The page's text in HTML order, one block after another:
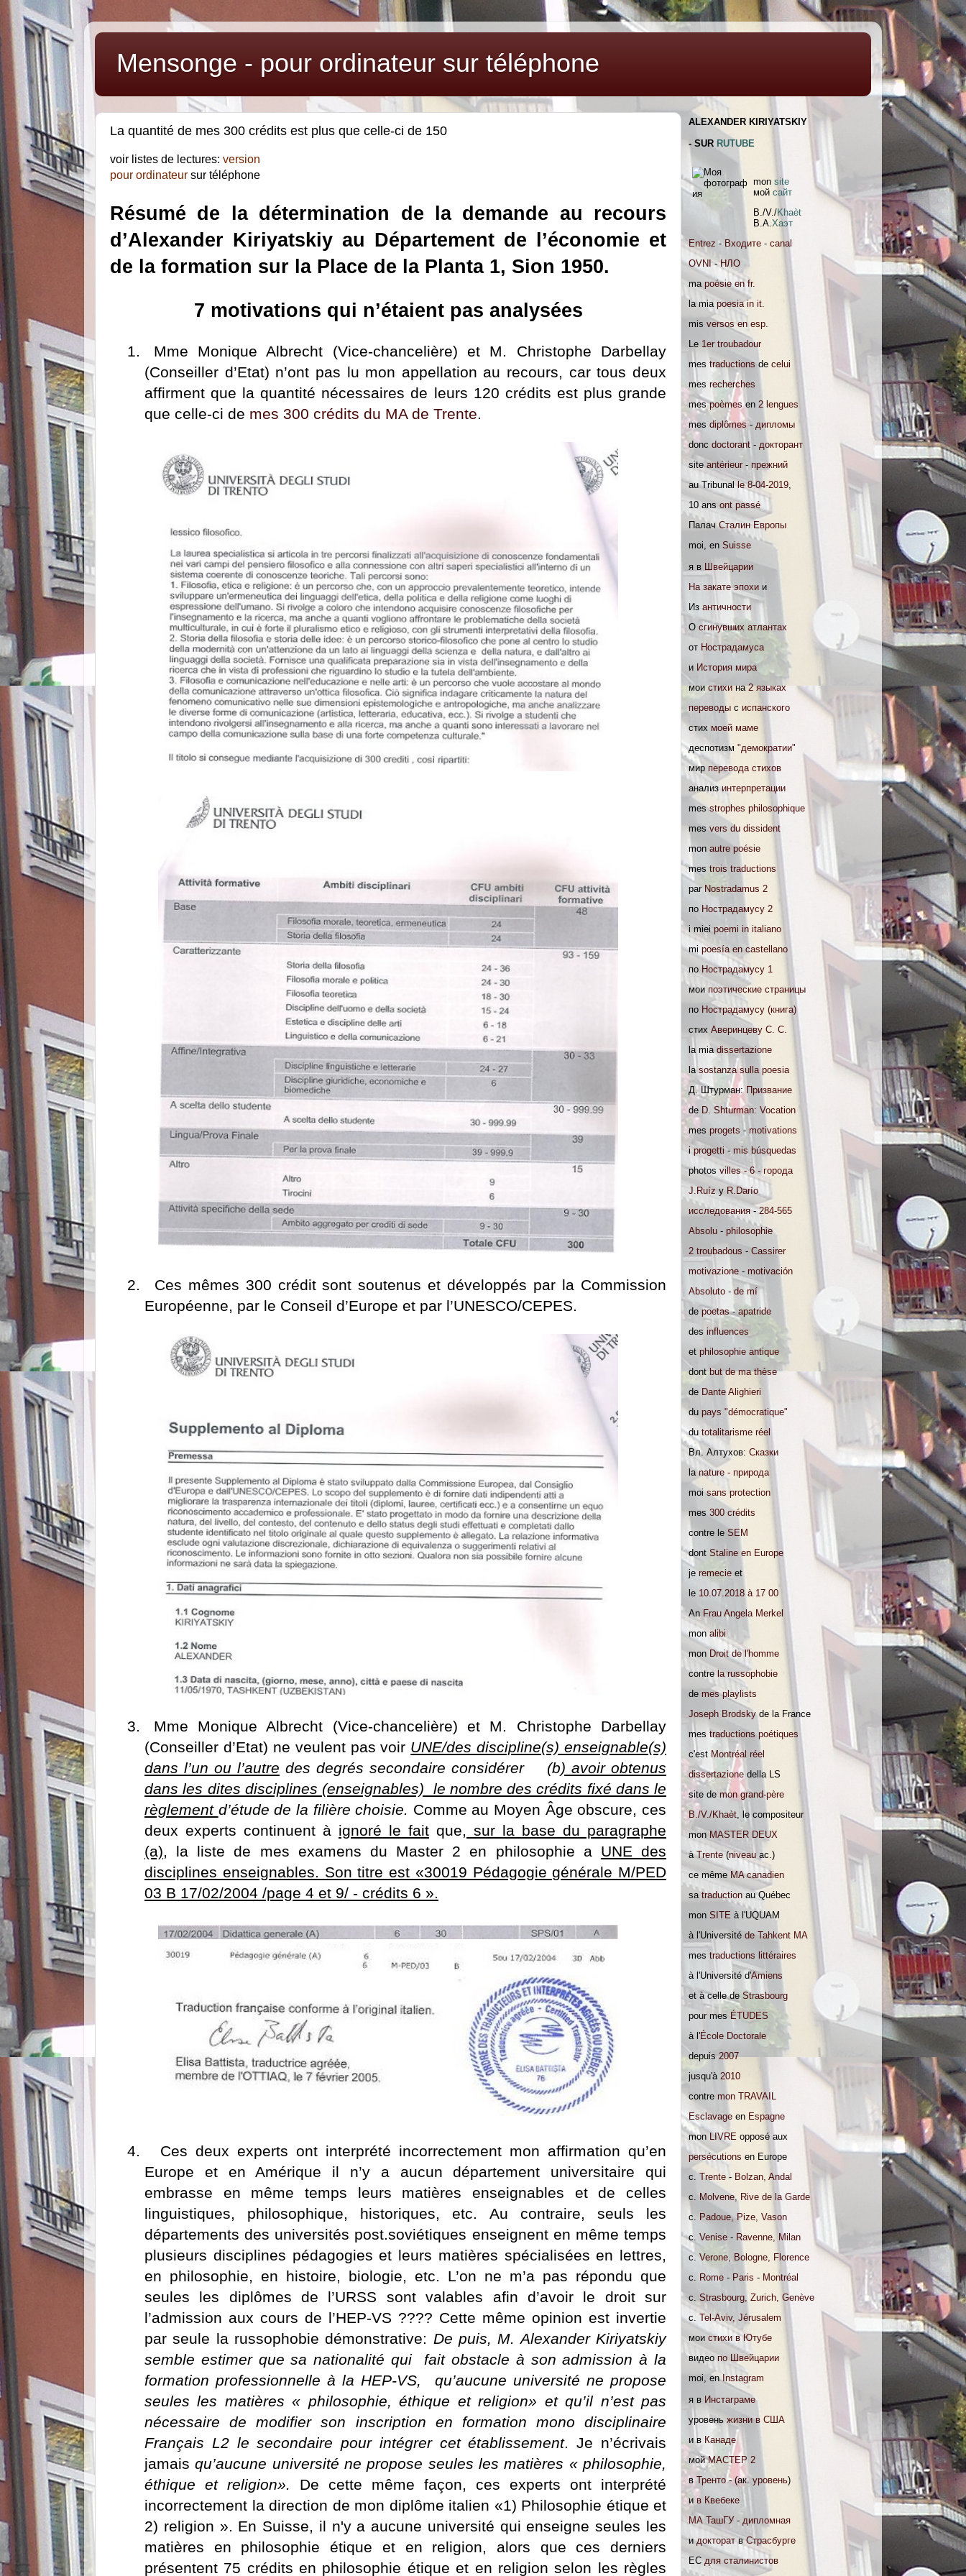
Mensonge - pour ordinateur sur téléphone
La quantité de mes 300 crédits est plus que celle-ci de 150
voir listes de lectures: version
pour ordinateur sur téléphone
Résumé de la détermination de la demande au recours
d’Alexander Kiriyatskiy au Département de l’économie et
de la formation sur la Place de la Planta1, Sion 1950.
7 motivations qui n’étaient pas analysées
1.
Mme Monique Albrecht (Vice-chancelière) et M. Christophe Darbellay
(Conseiller d’Etat) n’ont pas lu mon appellation au recours, car tous deux
affirment que la quantité nécessaires de leurs 120 crédits est plus grande
que celle-ci de mes 300 crédits du MA de Trente.
2. Ces mêmes 300 crédit sont soutenus et développés par la Commission
Européenne, par le Conseil d’Europe et par l’UNESCO/CEPES.
3.
Mme Monique Albrecht (Vice-chancelière) et M. Christophe Darbellay
(Conseiller d’Etat) ne veulent pas voir UNE/des discipline(s) enseignable(s)
dans l’un ou l’autre des degrés secondaire considérer (b) avoir obtenus
dans les dites disciplines (enseignables) le nombre des crédits fixé dans le
règlement d’étude de la filière choisie. Comme au Moyen Âge obscure, ces
deux experts continuent à ignoré le fait que, sur la base du paragraphe
(a), la liste de mes examens du Master 2 en philosophie a UNE des
disciplines enseignables. Son titre est «30019 Pédagogie générale M/PED
03 B 17/02/2004 /page 4 et 9/ - crédits 6 ».
4.
Ces deux experts ont interprété incorrectement mon affirmation qu’en
Europe et en Amérique il n’y a aucun département universitaire qui
embrasse en même temps leurs matières enseignables et de celles
linguistiques, philosophique, historiques, etc. Au contraire, seuls les
départements des universités post.soviétiques enseignent en même temps
plusieurs disciplines pédagogies et leurs matières spécialisées en lettres,
en philosophie, en histoire, biologie, etc. L’on ne m’a pas répondu que
seules les diplômes de l’URSS sont valables afin d’avoir le droit sur
l’admission aux cours de l’HEP-VS ???? Cette même opinion est invertie
par seule la russophobie démonstrative: De puis, M. Alexander Kiriyatskiy
semble estimer que sa nationalité qui
fait obstacle à son admission à la
formation professionnelle àla HEP-VS,
qu’aucune université ne propose
seules les matières « philosophie, éthique et religion» et qu’il n’est pas
nécessaire de modifier son inscription en formation mono disciplinaire
Français L2 le secondaire pour intégrer cet établissement. Je n’écrivais
jamaisqu’aucune université ne propose seules les matières « philosophie,
éthique et religion». De cette même façon, ces experts ont interprété
incorrectement la direction de mon diplôme italien «1) Philosophie étique et
2) religion ». En Suisse, il n'y a aucune université qui enseigne seules les
matières en philosophie étique et en religion, alors que ces derniers
présentent 75 crédits en philosophie étique et en religion selon les règles
ALEXANDER KIRIYATSKIY
- SUR RUTUBE
mon site
мoй сайт
B./V./Khaèt
В.А. Хаэт
Entrez - Входите - canal
OVNI -НЛО
ma poésie en fr.
la mia poesia in it.
mis versos en esp.
Le 1er troubadour
mes traductionsde celui
mes recherches
mespoèmesen 2 lengues
mes diplômes- дипломы
donc doctorant - докторант
site antérieur - прежний
au Tribunal le 8-04-2019
10 ans ont passé
ПалачСталин Европы
moi, en Suisse
я в
Швейцарии
На закате эпохи и
Из античности
О сгинувших атлантах
от Нострадамуса
и История мира
моистихина2 языках
переводы с испанского
стих моей маме
деспотизм "демократии"
мир перевода стихов
анализ интерпретации
messtrophes philosophique
mes vers du dissident
mon autre poésie
mes trois traductions
par Nostradamus 2
по Нострадамусу 2
i miei poemi in italiano
mi poesía en castellano
по Нострадамусу 1
мои поэтические страницы
по Нострадамусу (книга)
стих Аверинцеву С. С.
la mia dissertazione
la sostanza sulla poesia
Д. Штурман: Призвание
de D. Shturman: Vocation
mes progets - motivations
i progetti- mis búsquedas
photos villes - 6 - города
J.Ruíz y R.Darío
исследования -284-565
Absolu - philosophie
2 troubadous - Cassirer
motivazione - motivación
Absoluto - de mí
de poetas- apatride
des influences
et philosophie antique
dontbut de ma thèse
de Dante Alighieri
du pays "démocratique"
du totalitarisme réel
Вл. Алтухов: Сказки
lanature - природа
moisans protection
mes 300 crédits
contre le SEM
dont Staline en Europe
je remecie et
le 10.07.2018 à 17 00
An Frau Angela Merkel
mon alibi
mon Droit de l'homme
сontre la russophobie
de mes playlists
Joseph Brodskyde la France
mes traductions poétiques
c'est Montréal réel
dissertazione della LS
site de mon grand-père
B./V./Khaèt , le compositeur
mon MASTER DEUX
àTrente(niveau ac.)
ce même MA canadien
sa traduction au Québec
mon SITE à l'UQUAM
à l'Université de Tahkent MA
mes traductions littéraires
à l'Université d'Amiens
et à celle de Strasbourg
pour mes ÉTUDES
à l'École Doctorale
depuis2007
jusqu'à 2010
contre mon TRAVAIL
Esclavage en Espagne
mon
LIVRE opposé aux
persécutions en Europe
c. Trente - Bolzan, Andal
c.
Molvene, Rive de la Garde
c.
Padoue, Pize, Vason
c. Venise - Ravenne, Milan
c. Verone, Bologne, Florence
c.
Rome - Paris - Montréal
c. Strasbourg, Zurich, Genève
c. Tel-Aviv, Jérusalem
мои стихи в Ютубе
видео по Швейцарии
moi, en Instagram
я в Инстаграме
уровень жизни в США
и в Канаде
мoйМАСТЕР 2
в Тренто- (ак. уровень)
и в Квебеке
МА ТашГУ- дипломная
идокторатвСтрасбурге
ECдля сталинистов